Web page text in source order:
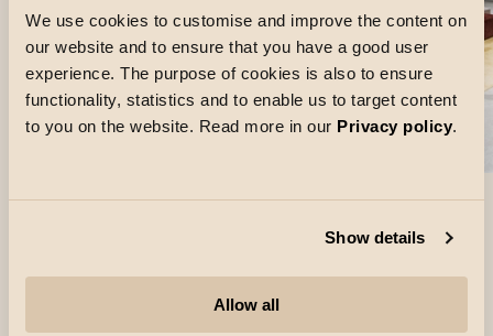
We use cookies to customise and improve the content on
our website and to ensure that you have a good user
experience. The purpose of cookies is also to ensure
functionality, statistics and to enable us to target content
to you on the website. Read more in our Privacy policy.
Show details
Allow all